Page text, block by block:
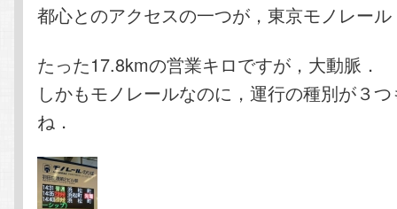
都心とのアクセスの一つが，東京モノレール
たった17.8kmの営業キロですが，大動脈．
しかもモノレールなのに，運行の種別が３
ね．